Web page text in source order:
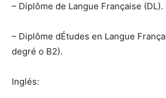
– Diplôme de Langue Française (DL).
– Diplôme dÉtudes en Langue
degré o B2).
Inglés: